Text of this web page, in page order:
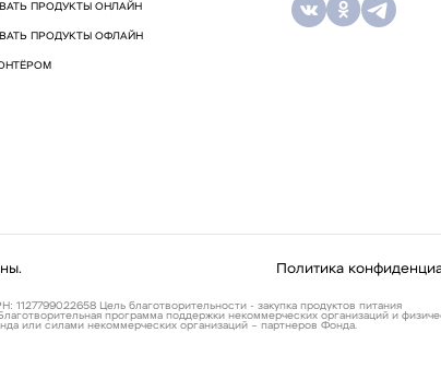
ПРОДУКТЫ ОНЛАЙН
ПРОДУКТЫ ОФЛАЙН
Политика
Цель благотворительности - закупка продуктов питания
программа поддержки некоммерческих организаций и
или силами некоммерческих организаций – партнеров Фонда.